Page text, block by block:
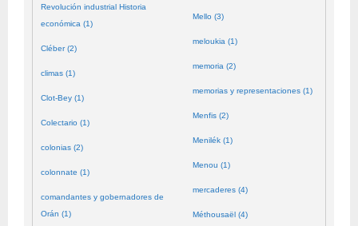
Revolución industrial Historia
económica (1)
Cléber (2)
climas (1)
Clot-Bey (1)
Colectario (1)
colonias (2)
colonnate (1)
comandantes y gobernadores de
Orán (1)
Mello (3)
meloukia (1)
memoria (2)
memorias y representaciones (1)
Menfis (2)
Menilék (1)
Menou (1)
mercaderes (4)
Méthousaël (4)